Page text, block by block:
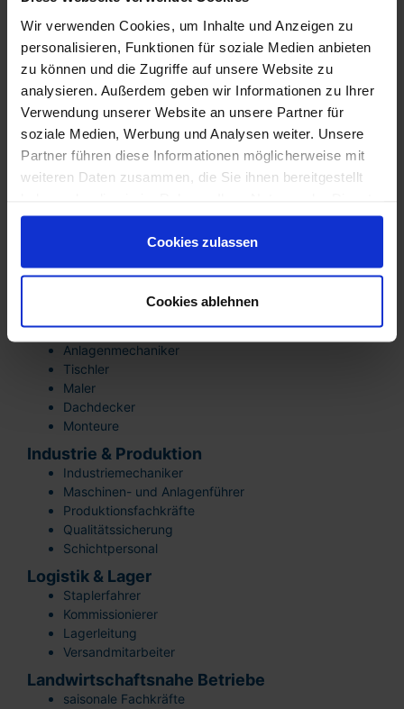
Wir verwenden Cookies, um Inhalte und Anzeigen zu
personalisieren, Funktionen für soziale Medien anbieten
zu können und die Zugriffe auf unsere Website zu
analysieren. Außerdem geben wir Informationen zu Ihrer
Verwendung unserer Website an unsere Partner für
soziale Medien, Werbung und Analysen weiter. Unsere
Partner führen diese Informationen möglicherweise mit
weiteren Daten zusammen, die Sie ihnen bereitgestellt
gesammelt haben. Sie sind damit einverstanden und
können Ihre Einwilligung jederzeit mit Wirkung für die
Zukunft widerrufen oder ändern.
Cookies zulassen
Cookies ablehnen
Unternehmen mit dauerhaftem Personalbedarf profitieren
langfristigen Besetzungsstrategien
Aufbau stabiler Fachkräfte-Pools
flexibler Skalierbarkeit bei Wachstum
wirtschaftlicher Planungssicherheit
Reduzierung von Vakanzen
Gerade in einer mittelständisch geprägten
Wirtschaftsstruktur wie in Sonsbeck ist eine
Erfolgsfaktor.
Fachkräfte für Sonsbeck
Handwerk & Bau
Elektriker
Anlagenmechaniker
Tischler
Maler
Dachdecker
Monteure
Industrie & Produktion
Industriemechaniker
Maschinen- und Anlagenführer
Produktionsfachkräfte
Qualitätssicherung
Schichtpersonal
Logistik & Lager
Staplerfahrer
Kommissionierer
Lagerleitung
Versandmitarbeiter
Landwirtschaftsnahe Betriebe
saisonale Fachkräfte